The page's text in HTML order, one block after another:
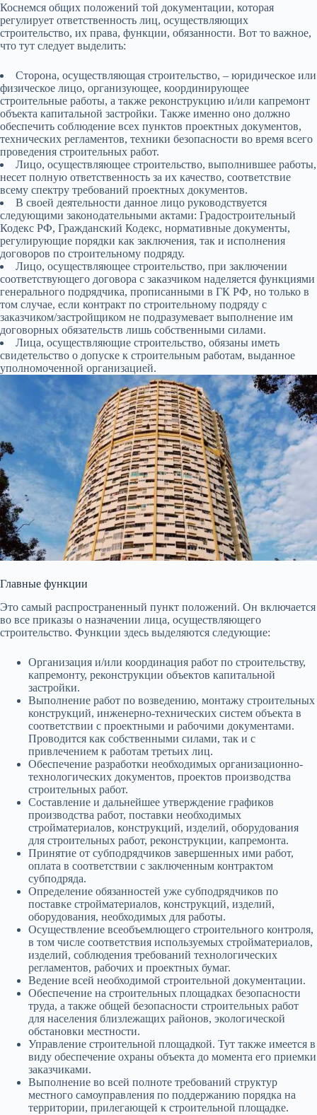
Коснемся общих положений той документации, которая
регулирует ответственность лиц, осуществляющих
строительство, их права, функции, обязанности. Вот то важное,
что тут следует выделить:
Сторона, осуществляющая строительство, – юридическое или
физическое лицо, организующее, координирующее
строительные работы, а также реконструкцию и/или капремонт
объекта капитальной застройки. Также именно оно должно
обеспечить соблюдение всех пунктов проектных документов,
технических регламентов, техники безопасности во время всего
проведения строительных работ.
Лицо, осуществляющее строительство, выполнившее работы,
несет полную ответственность за их качество, соответствие
всему спектру требований проектных документов.
В своей деятельности данное лицо руководствуется
следующими законодательными актами: Градостроительный
Кодекс РФ, Гражданский Кодекс, нормативные документы,
регулирующие порядки как заключения, так и исполнения
договоров по строительному подряду.
Лицо, осуществляющее строительство, при заключении
соответствующего договора с заказчиком наделяется функциями
генерального подрядчика, прописанными в ГК РФ, но только в
том случае, если контракт по строительному подряду с
заказчиком/застройщиком не подразумевает выполнение им
договорных обязательств лишь собственными силами.
Лица, осуществляющие строительство, обязаны иметь
свидетельство о допуске к строительным работам, выданное
уполномоченной организацией.
Главные функции
Это самый распространенный пункт положений. Он включается
во все приказы о назначении лица, осуществляющего
строительство. Функции здесь выделяются следующие:
Организация и/или координация работ по строительству,
капремонту, реконструкции объектов капитальной
застройки.
Выполнение работ по возведению, монтажу строительных
конструкций, инженерно-технических систем объекта в
соответствии с проектными и рабочими документами.
Проводится как собственными силами, так и с
привлечением к работам третьих лиц.
Обеспечение разработки необходимых организационно-
технологических документов, проектов производства
строительных работ.
Составление и дальнейшее утверждение графиков
производства работ, поставки необходимых
стройматериалов, конструкций, изделий, оборудования
для строительных работ, реконструкции, капремонта.
Принятие от субподрядчиков завершенных ими работ,
оплата в соответствии с заключенным контрактом
субподряда.
Определение обязанностей уже субподрядчиков по
поставке стройматериалов, конструкций, изделий,
оборудования, необходимых для работы.
Осуществление всеобъемлющего строительного контроля,
в том числе соответствия используемых стройматериалов,
изделий, соблюдения требований технологических
регламентов, рабочих и проектных бумаг.
Ведение всей необходимой строительной документации.
Обеспечение на строительных площадках безопасности
труда, а также общей безопасности строительных работ
для населения близлежащих районов, экологической
обстановки местности.
Управление строительной площадкой. Тут также имеется в
виду обеспечение охраны объекта до момента его приемки
заказчиками.
Выполнение во всей полноте требований структур
местного самоуправления по поддержанию порядка на
территории, прилегающей к строительной площадке.